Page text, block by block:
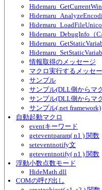
Hidemaru_DebugInfo（
情報取得のメッセージ
マクロ実行するメッセ
サンプル
サンプル(DLL側からマ
サンプル(DLL側からマ
サンプル(.net framework)
自動起動マクロ
eventキーワード
geteventparam( n1 ) 関数
seteventnotify文
geteventnotify( n1 ) 関数
浮動小数点数モード
HideMath.dll
COMの呼び出し